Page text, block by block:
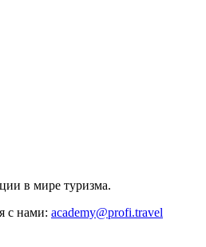
в мире туризма.
с нами: academy@profi.travel